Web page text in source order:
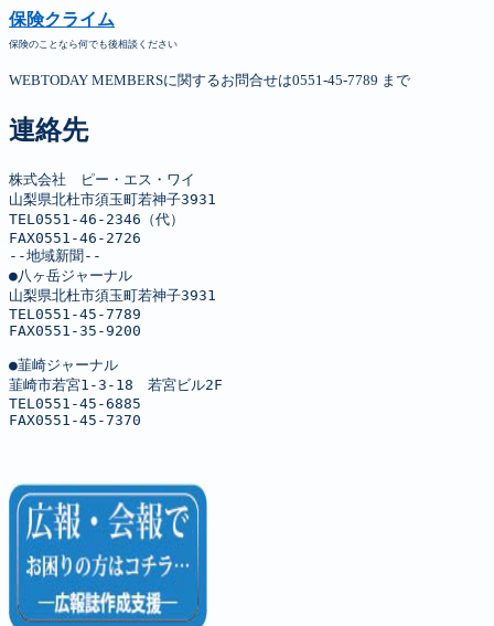
保険クライム
保険のことなら何でも後相談ください
WEBTODAY MEMBERSに関するお問合せは0551-45-7789 まで
連絡先
株式会社　ピー・エス・ワイ
山梨県北杜市須玉町若神子3931
TEL0551-46-2346（代）
FAX0551-46-2726
--地域新聞--
●八ヶ岳ジャーナル
山梨県北杜市須玉町若神子3931
TEL0551-45-7789
FAX0551-35-9200
●韮崎ジャーナル
韮崎市若宮1-3-18　若宮ビル2F
TEL0551-45-6885
FAX0551-45-7370